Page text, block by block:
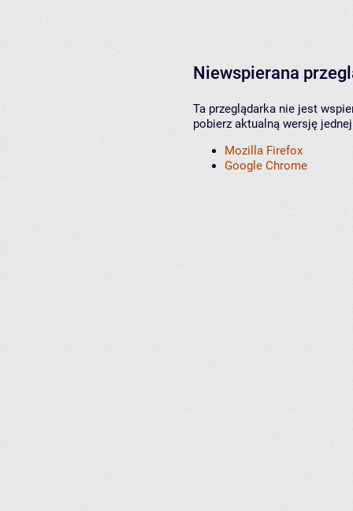
Niewspierana
Ta przeglądarka nie jest
pobierz aktualną wersję
Mozilla Firefox
Google Chrome